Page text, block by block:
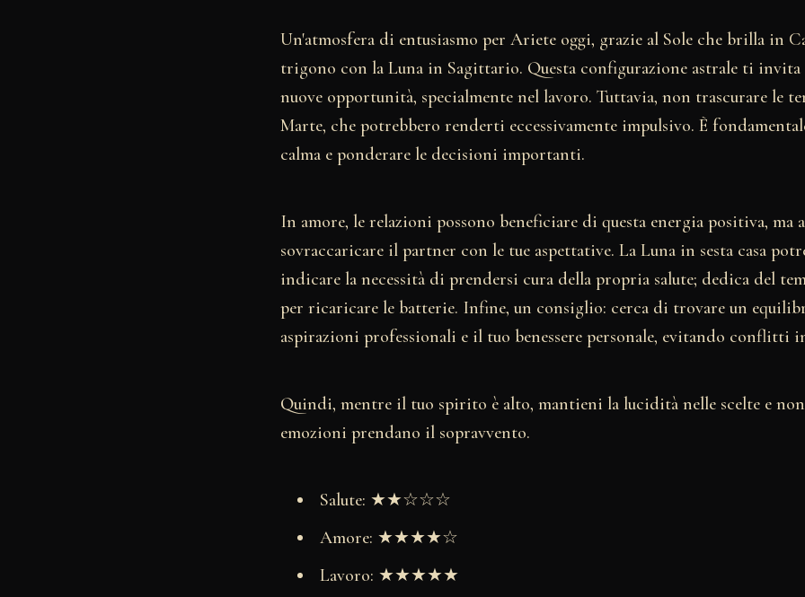
Un'atmosfera di entusiasmo per Ariete oggi, grazie al Sole che brilla in
trigono con la Luna in Sagittario. Questa configurazione astrale ti invita
nuove opportunità, specialmente nel lavoro. Tuttavia, non trascurare le
Marte, che potrebbero renderti eccessivamente impulsivo. È
calma e ponderare le decisioni importanti.
In amore, le relazioni possono beneficiare di questa energia positiva, ma
sovraccaricare il partner con le tue aspettative. La Luna in sesta casa
indicare la necessità di prendersi cura della propria salute; dedica del
per ricaricare le batterie. Infine, un consiglio: cerca di trovare un
aspirazioni professionali e il tuo benessere personale, evitando conflitti
Quindi, mentre il tuo spirito è alto, mantieni la lucidità nelle scelte e non
emozioni prendano il sopravvento.
Salute: ★★☆☆☆
Amore: ★★★★☆
Lavoro: ★★★★★